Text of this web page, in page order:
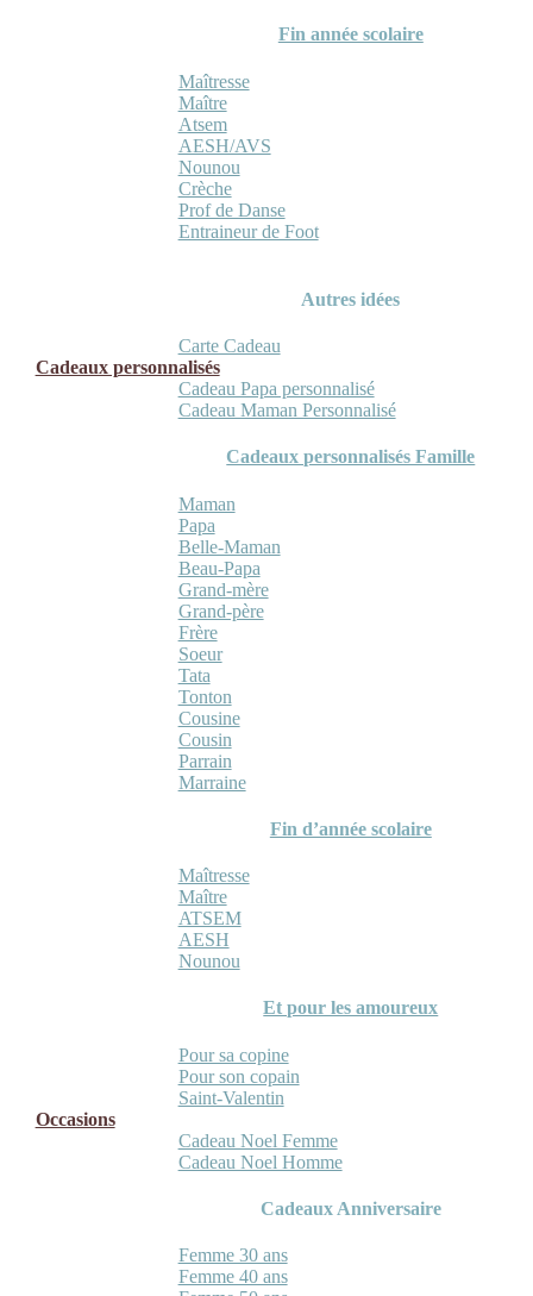
Fin année scolaire
Maîtresse
Maître
Atsem
AESH/AVS
Nounou
Crèche
Prof de Danse
Entraineur de Foot
Autres idées
Carte Cadeau
Cadeaux personnalisés
Cadeau Papa personnalisé
Cadeau Maman Personnalisé
Cadeaux personnalisés Famille
Maman
Papa
Belle-Maman
Beau-Papa
Grand-mère
Grand-père
Frère
Soeur
Tata
Tonton
Cousine
Cousin
Parrain
Marraine
Fin d’année scolaire
Maîtresse
Maître
ATSEM
AESH
Nounou
Et pour les amoureux
Pour sa copine
Pour son copain
Saint-Valentin
Occasions
Cadeau Noel Femme
Cadeau Noel Homme
Cadeaux Anniversaire
Femme 30 ans
Femme 40 ans